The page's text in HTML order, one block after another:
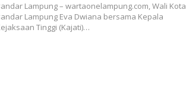
Lampung – wartaonelampung.com, Wali Kota
Lampung Eva Dwiana bersama Kepala
Tinggi (Kajati)…